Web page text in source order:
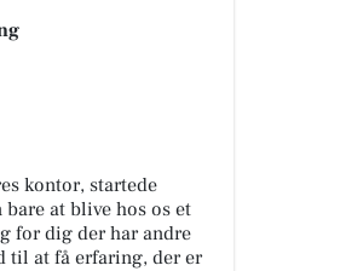
kontor, startede
at blive hos os et
for dig der har andre
til at få erfaring, der er